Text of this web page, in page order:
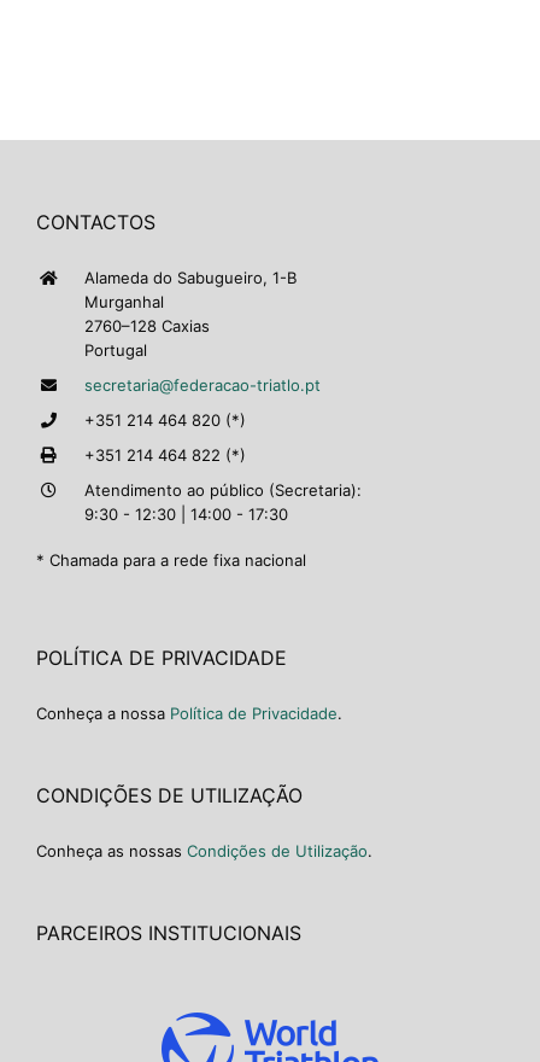
CONTACTOS
Alameda do Sabugueiro, 1-B
Murganhal
2760–128 Caxias
Portugal
secretaria@federacao-triatlo.pt
+351 214 464 820 (*)
+351 214 464 822 (*)
Atendimento ao público (Secretaria):
9:30 - 12:30 | 14:00 - 17:30
* Chamada para a rede fixa nacional
POLÍTICA DE PRIVACIDADE
Conheça a nossa Política de Privacidade.
CONDIÇÕES DE UTILIZAÇÃO
Conheça as nossas Condições de Utilização.
PARCEIROS INSTITUCIONAIS